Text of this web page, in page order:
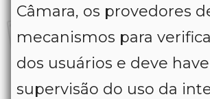
Câmara, os provedores
mecanismos para
dos usuários e deve
supervisão do uso da